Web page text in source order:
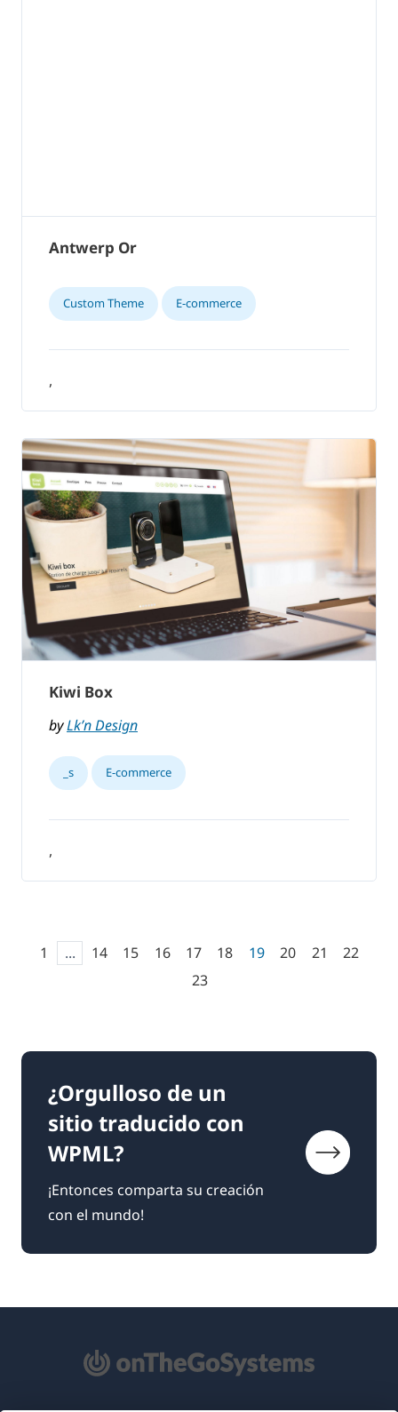
Antwerp Or
Custom Theme E-commerce
,
Kiwi Box
byLk’n Design
_s E-commerce
,
1 ... 14 15 16 17 18 19 20 21
22
23
¿Orgulloso de un
sitio traducido con
WPML?
¡Entonces comparta su creación
con el mundo!